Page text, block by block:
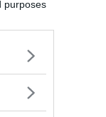
purposes